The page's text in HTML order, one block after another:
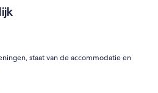
staat van de accommodatie en